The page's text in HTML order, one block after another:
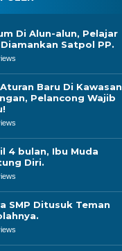
Di Alun-alun, Pelajar
Diamankan Satpol PP.
Baru Di Kawasan
Pelancong Wajib
4 bulan, Ibu Muda
Diri.
SMP Ditusuk Teman